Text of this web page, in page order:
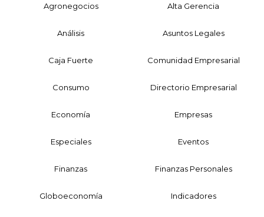
Agronegocios Alta Gerencia
Análisis Asuntos Legales
Caja Fuerte Comunidad Empresarial
Consumo Directorio Empresarial
Economía Empresas
Especiales Eventos
Finanzas Finanzas Personales
Globoeconomía Indicadores